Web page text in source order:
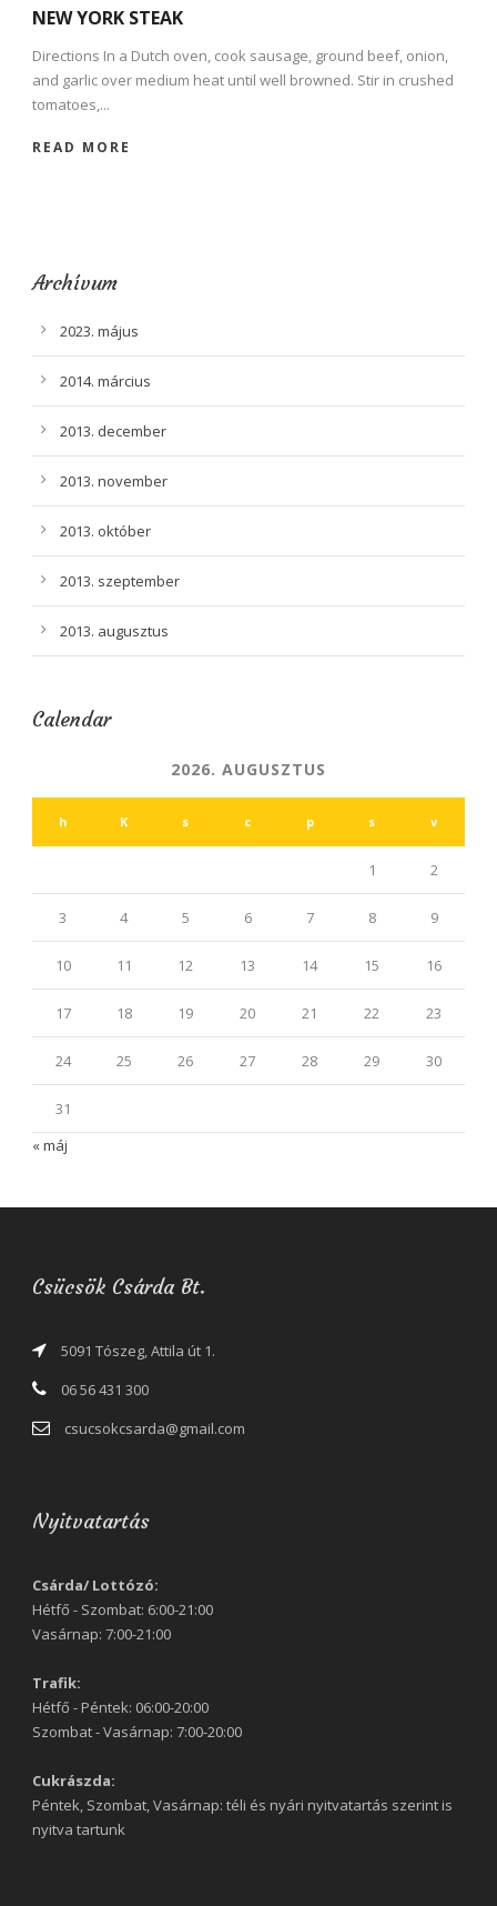
NEW YORK STEAK
Directions In a Dutch oven, cook sausage, ground beef, onion,
and garlic over medium heat until well browned. Stir in crushed
tomatoes,...
READ MORE
Archívum
2023. május
2014. március
2013. december
2013. november
2013. október
2013. szeptember
2013. augusztus
Calendar
2026. AUGUSZTUS
h K s c p s v
1 2
3 4 5 6 7 8 9
10 11 12 13 14 15 16
17 18 19 20 21 22 23
24 25 26 27 28 29 30
31
« máj
Csücsök Csárda Bt.
5091 Tószeg, Attila út 1.
06 56 431 300
csucsokcsarda@gmail.com
Nyitvatartás
Csárda/ Lottózó:
Hétfő - Szombat: 6:00-21:00
Vasárnap: 7:00-21:00
Trafik:
Hétfő - Péntek: 06:00-20:00
Szombat - Vasárnap: 7:00-20:00
Cukrászda:
Péntek, Szombat, Vasárnap: téli és nyári nyitvatartás szerint is
nyitva tartunk